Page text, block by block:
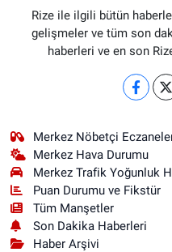
Rize ile ilgili bütün
gelişmeler ve tüm son
haberleri ve en son
Merkez Nöbetçi
Merkez Hava Durumu
Merkez Trafik Yoğunluk
Puan Durumu ve Fikstür
Tüm Manşetler
Son Dakika Haberleri
Haber Arşivi